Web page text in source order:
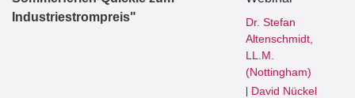
Industriestrompreis"
Dr. Stefan
Altenschmidt,
LL.M.
(Nottingham)
David Nückel